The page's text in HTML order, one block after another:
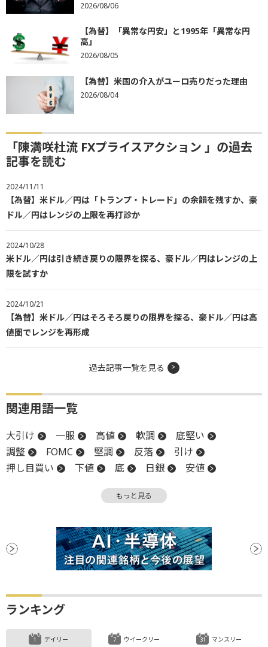
2026/08/06
【為替】「異常な円安」と1995年「異常な円
高」
2026/08/05
【為替】米国の介入がユーロ売りだった理由
2026/08/04
「陳満咲杜流 FXプライスアクション 」の過去
記事を読む
2024/11/11
【為替】米ドル／円は「トランプ・トレード」の余韻を残すか、豪
ドル／円はレンジの上限を再打診か
2024/10/28
米ドル／円は引き続き戻りの限界を探る、豪ドル／円はレンジの上
限を試すか
2024/10/21
【為替】米ドル／円はそろそろ戻りの限界を探る、豪ドル／円は高
値圏でレンジを再形成
過去記事一覧を見る
関連用語一覧
大引け 一服 高値 軟調
底堅い
調整
FOMC 堅調 反落
引け
押し目買い
下値 底 日銀
安値
もっと見る
ランキング
デイリー ウイークリー マンスリー